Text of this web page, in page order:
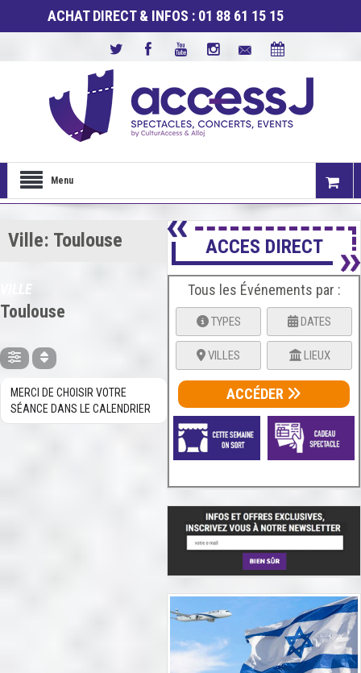
ACHAT DIRECT & INFOS : 01 88 61 15 15
Menu
Ville: Toulouse
VILLE
Toulouse
MERCI DE CHOISIR VOTRE
SÉANCE DANS LE CALENDRIER
ACCES DIRECT
Tous les Événements par :
TYPES DATES
VILLES LIEUX
ACCÉDER